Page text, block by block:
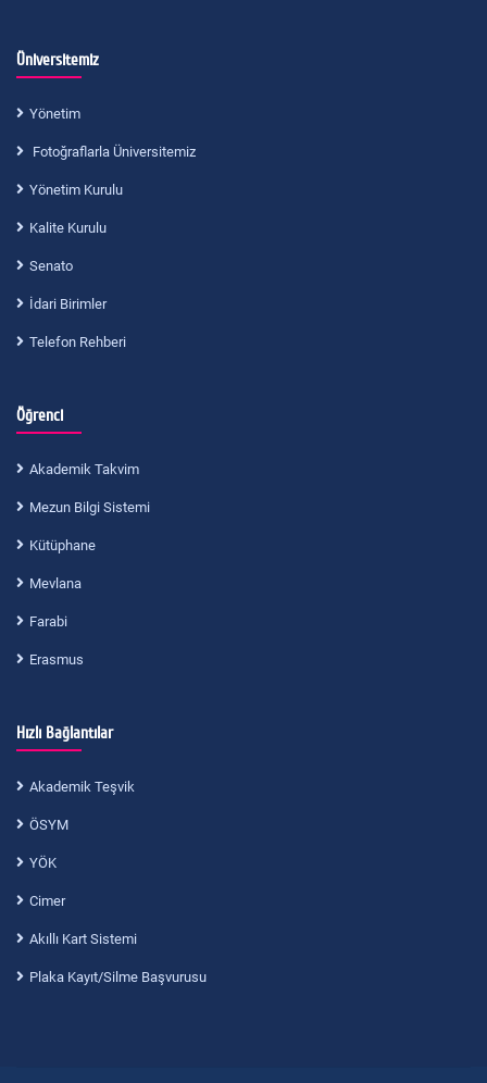
Üniversitemiz
Yönetim
Fotoğraflarla Üniversitemiz
Yönetim Kurulu
Kalite Kurulu
Senato
İdari Birimler
Telefon Rehberi
Öğrenci
Akademik Takvim
Mezun Bilgi Sistemi
Kütüphane
Mevlana
Farabi
Erasmus
Hızlı Bağlantılar
Akademik Teşvik
ÖSYM
YÖK
Cimer
Akıllı Kart Sistemi
Plaka Kayıt/Silme Başvurusu